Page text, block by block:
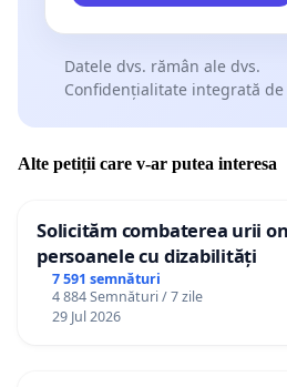
Datele dvs. rămân ale dvs.
Confidențialitate integrată
Alte petiții care v-ar putea interesa
Solicităm combaterea urii
persoanele cu dizabilități
7 591 semnături
4 884 Semnături / 7 zile
29 Jul 2026